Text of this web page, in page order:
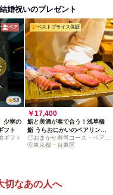
婚祝いのプレゼント
ペア
5.0
少室の
フト
ギフト
ベストプライス保証
￥17,400
鮨と美酒が奏で合う！浅草橋
鮨 うらおにかいのペアリング
付限定コース（時間指定あり）
おまかせ寿司コース・ペアリ
ング
東京都・台東区
切なあの人へ